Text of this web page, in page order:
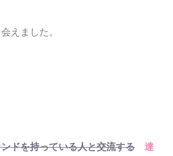
えました。
ドを持っている人と交流する 達